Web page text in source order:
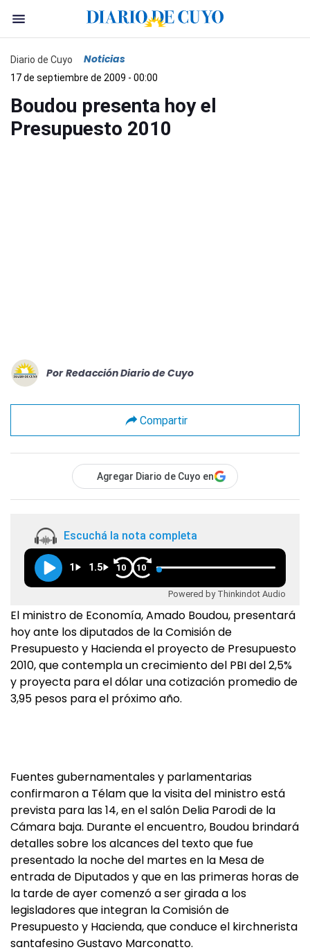
Diario de Cuyo Noticias
17 de septiembre de 2009 - 00:00
Boudou presenta hoy el
Presupuesto 2010
Por Redacción Diario de Cuyo
Compartir
Agregar Diario de Cuyo en
Escuchá la nota completa
1 1.5 10 10
Powered by Thinkindot Audio
El ministro de Economía, Amado Boudou, presentará
hoy ante los diputados de la Comisión de
Presupuesto y Hacienda el proyecto de Presupuesto
2010, que contempla un crecimiento del PBI del 2,5%
y proyecta para el dólar una cotización promedio de
3,95 pesos para el próximo año.
Fuentes gubernamentales y parlamentarias
confirmaron a Télam que la visita del ministro está
prevista para las 14, en el salón Delia Parodi de la
Cámara baja. Durante el encuentro, Boudou brindará
detalles sobre los alcances del texto que fue
presentado la noche del martes en la Mesa de
entrada de Diputados y que en las primeras horas de
la tarde de ayer comenzó a ser girada a los
legisladores que integran la Comisión de
Presupuesto y Hacienda, que conduce el kirchnerista
santafesino Gustavo Marconatto.